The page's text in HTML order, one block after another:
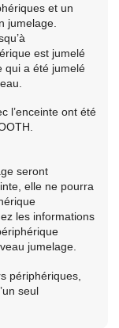
et un
jumelage.
est jumelé
qui a été jumelé
l’enceinte ont été
seront
elle ne pourra
les informations
jumelage.
périphériques,
seul